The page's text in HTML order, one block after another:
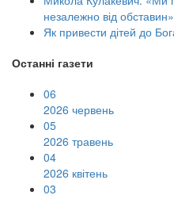
незалежно від обставин»
Як привести дітей до
Останні газети
06
2026 червень
05
2026 травень
04
2026 квітень
03